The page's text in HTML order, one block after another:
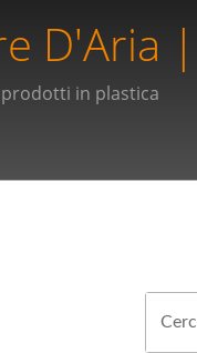
D'Aria
in plastica